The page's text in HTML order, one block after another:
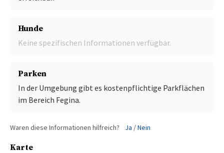
Hunde
Keine spezifischen Informationen verfügbar.
Parken
In der Umgebung gibt es kostenpflichtige Parkflächen
im Bereich Fegina.
Waren diese Informationen hilfreich? Ja /Nein
Karte